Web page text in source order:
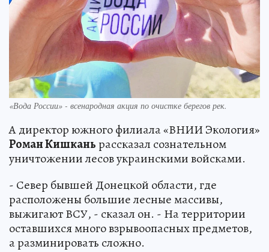
«Вода России» - всенародная акция по очистке берегов рек.
А директор южного филиала «ВНИИ Экология»
Роман Кишканьрассказал сознательном
уничтожении лесов украинскими войсками.
- Север бывшей Донецкой области, где
расположены большие лесные массивы,
выжигают ВСУ, - сказал он. - На территории
оставшихся много взрывоопасных предметов,
а разминировать сложно.